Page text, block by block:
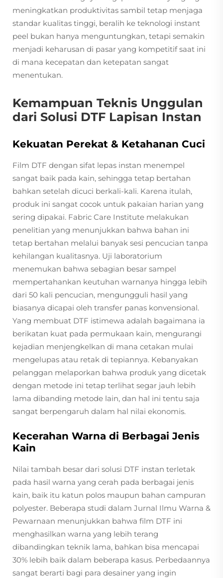
meningkatkan produktivitas sambil tetap menjaga
standar kualitas tinggi, beralih ke teknologi instant
peel bukan hanya menguntungkan, tetapi semakin
menjadi keharusan di pasar yang kompetitif saat ini
di mana kecepatan dan ketepatan sangat
menentukan.
Kemampuan Teknis Unggulan
dari Solusi DTF Lapisan Instan
Kekuatan Perekat & Ketahanan Cuci
Film DTF dengan sifat lepas instan menempel
sangat baik pada kain, sehingga tetap bertahan
bahkan setelah dicuci berkali-kali. Karena itulah,
produk ini sangat cocok untuk pakaian harian yang
sering dipakai. Fabric Care Institute melakukan
penelitian yang menunjukkan bahwa bahan ini
tetap bertahan melalui banyak sesi pencucian tanpa
kehilangan kualitasnya. Uji laboratorium
menemukan bahwa sebagian besar sampel
mempertahankan keutuhan warnanya hingga lebih
dari 50 kali pencucian, mengungguli hasil yang
biasanya dicapai oleh transfer panas konvensional.
Yang membuat DTF istimewa adalah bagaimana ia
berikatan kuat pada permukaan kain, mengurangi
kejadian menjengkelkan di mana cetakan mulai
mengelupas atau retak di tepiannya. Kebanyakan
pelanggan melaporkan bahwa produk yang dicetak
dengan metode ini tetap terlihat segar jauh lebih
lama dibanding metode lain, dan hal ini tentu saja
sangat berpengaruh dalam hal nilai ekonomis.
Kecerahan Warna di Berbagai Jenis
Kain
Nilai tambah besar dari solusi DTF instan terletak
pada hasil warna yang cerah pada berbagai jenis
kain, baik itu katun polos maupun bahan campuran
polyester. Beberapa studi dalam Jurnal Ilmu Warna &
Pewarnaan menunjukkan bahwa film DTF ini
menghasilkan warna yang lebih terang
dibandingkan teknik lama, bahkan bisa mencapai
30% lebih baik dalam beberapa kasus. Perbedaannya
sangat berarti bagi para desainer yang ingin